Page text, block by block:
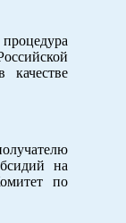
качестве
на
по